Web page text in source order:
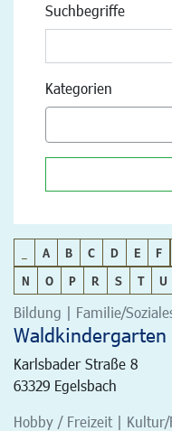
Suchbegriffe
Kategorien
A B C D E F
N
O P R S T U
Bildung | Familie/
Waldkindergarten
Karlsbader Straße 8
63329 Egelsbach
Hobby / Freizeit |